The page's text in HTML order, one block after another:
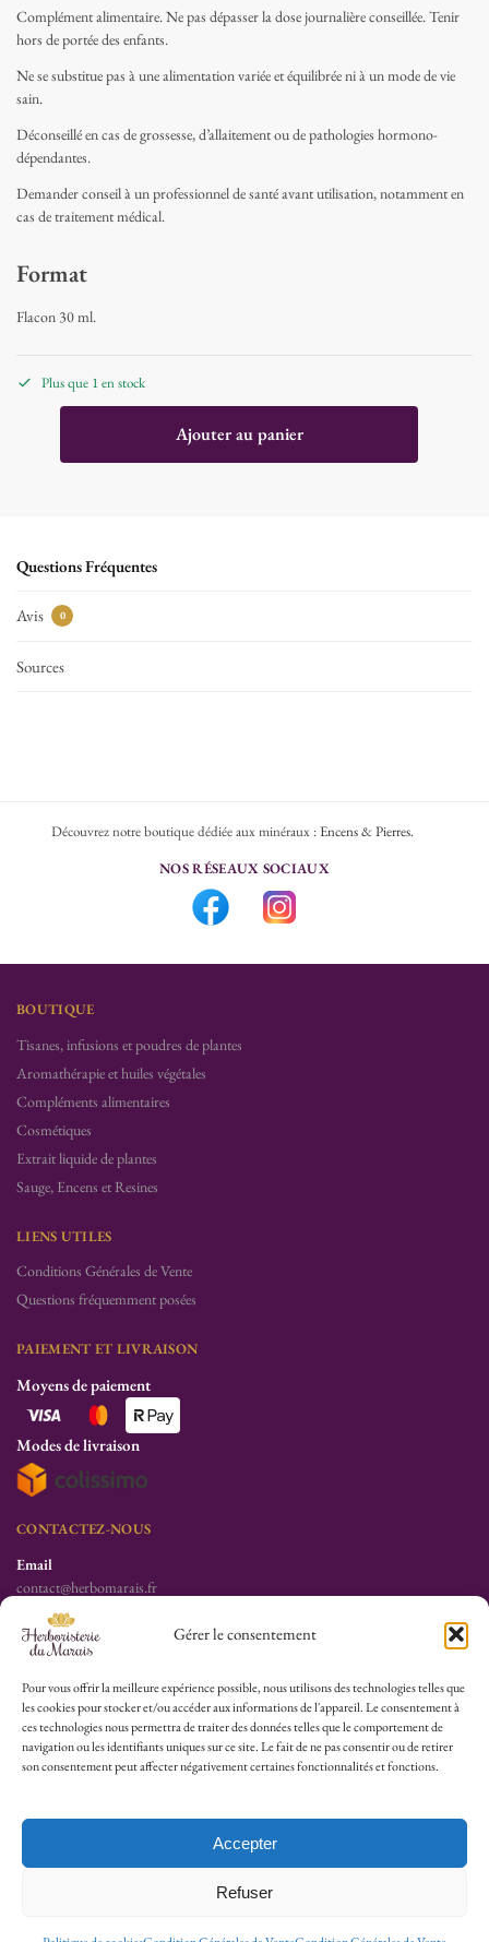
Gérer le consentement
Pour vous offrir la meilleure expérience possible, nous utilisons des technologies telles que
les cookies pour stocker et/ou accéder aux informations de l'appareil. Le consentement à
ces technologies nous permettra de traiter des données telles que le comportement de
navigation ou les identifiants uniques sur ce site. Le fait de ne pas consentir ou de retirer
son consentement peut affecter négativement certaines fonctionnalités et fonctions.
Accepter
Refuser
Complément alimentaire. Ne pas dépasser la dose journalière conseillée. Tenir
hors de portée des enfants.
Ne se substitue pas à une alimentation variée et équilibrée ni à un mode de vie
sain.
Déconseillé en cas de grossesse, d’allaitement ou de pathologies hormono-
dépendantes.
Demander conseil à un professionnel de santé avant utilisation, notamment en
cas de traitement médical.
Format
Flacon 30 ml.
Plus que 1 en stock
Ajouter au panier
Questions Fréquentes
Avis 0
Sources
Découvrez notre boutique dédiée aux minéraux :Encens & Pierres.
NOS RÉSEAUX SOCIAUX
BOUTIQUE
Tisanes, infusions et poudres de plantes
Aromathérapie et huiles végétales
Compléments alimentaires
Cosmétiques
Extrait liquide de plantes
Sauge, Encens et Resines
LIENS UTILES
Conditions Générales de Vente
Questions fréquemment posées
PAIEMENT ET LIVRAISON
Moyens de paiement
Modes de livraison
CONTACTEZ-NOUS
Email
contact@herbomarais.fr
Téléphone
+33 6 78 19 34 25
S’adresser à l’herboristerie :
6 rue des Filles du Calvaire
75003 Paris
France
Lu-Sa : 10h30/13h30 – 14h30/19h30
Dim (Oct à Mai) : 12h/17h30